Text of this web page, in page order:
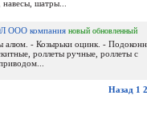
шатры...
ООО компания новый обновленный
алюм. - Козырьки оцинк. -
роллеты ручные, роллеты с
Назад 1 2